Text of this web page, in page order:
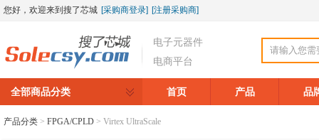
您好，欢迎来到搜了芯城 [采购商登录] [注册采购商]
电子元器件
电商平台
全部商品分类 首页 产品 品
产品分类 > FPGA/CPLD > Virtex UltraScale